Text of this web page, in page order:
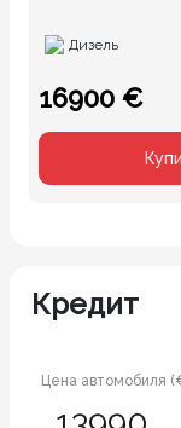
Дизель
16900 €
Кредит
Цена автомобиля